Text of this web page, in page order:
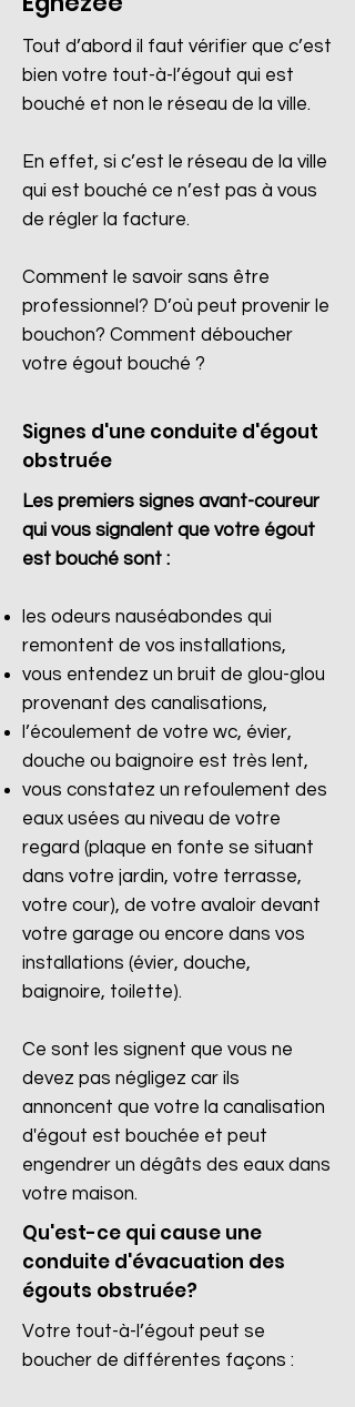
Tout d’abord il faut vérifier que c’est
bien votre tout-à-l’égout qui est
bouché et non le réseau de la ville.
En effet, si c’est le réseau de la ville
qui est bouché ce n’est pas à vous
de régler la facture.
Comment le savoir sans être
professionnel? D’où peut provenir le
bouchon? Comment déboucher
votre égout bouché ?
Signes d'une conduite d'égout
obstruée
Les premiers signes avant-coureur
qui vous signalent que votre égout
est bouché sont :
les odeurs nauséabondes qui
remontent de vos installations,
vous entendez un bruit de glou-glou
provenant des canalisations,
l’écoulement de votre wc, évier,
douche ou baignoire est très lent,
vous constatez un refoulement des
eaux usées au niveau de votre
regard (plaque en fonte se situant
dans votre jardin, votre terrasse,
votre cour), de votre avaloir devant
votre garage ou encore dans vos
installations (évier, douche,
baignoire, toilette).
Ce sont les signent que vous ne
devez pas négligez car ils
annoncent que votre la canalisation
d'égout est bouchée et peut
engendrer un dégâts des eaux dans
votre maison.
Qu'est-ce qui cause une
conduite d'évacuation des
égouts obstruée?
Votre tout-à-l’égout peut se
boucher de différentes façons :